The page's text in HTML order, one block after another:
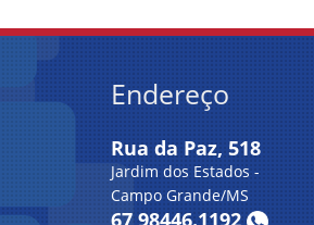
Endereço
Rua da Paz, 518
Jardim dos Estados -
Campo Grande/MS
67 98446.1192